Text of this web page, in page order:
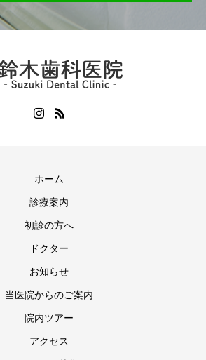
ホーム
診療案内
初診の方へ
ドクター
お知らせ
当医院からのご案内
院内ツアー
アクセス